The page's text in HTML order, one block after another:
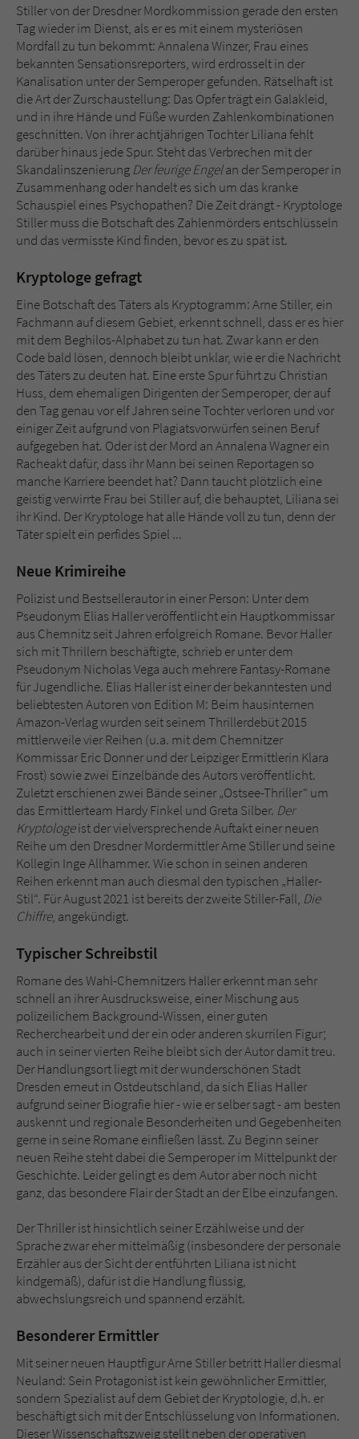
Stiller von der Dresdner Mordkommission gerade den ersten
Tag wieder im Dienst, als er es mit einem mysteriösen
Mordfall zu tun bekommt: Annalena Winzer, Frau eines
bekannten Sensationsreporters, wird erdrosselt in der
Kanalisation unter der Semperoper gefunden. Rätselhaft ist
die Art der Zurschaustellung: Das Opfer trägt ein Galakleid,
und in ihre Hände und Füße wurden Zahlenkombinationen
geschnitten. Von ihrer achtjährigen Tochter Liliana fehlt
darüber hinaus jede Spur. Steht das Verbrechen mit der
Skandalinszenierung Der feurige Engelan der Semperoper in
Zusammenhang oder handelt es sich um das kranke
Schauspiel eines Psychopathen? Die Zeit drängt - Kryptologe
Stiller muss die Botschaft des Zahlenmörders entschlüsseln
und das vermisste Kind finden, bevor es zu spät ist.
Kryptologe gefragt
Eine Botschaft des Täters als Kryptogramm: Arne Stiller, ein
Fachmann auf diesem Gebiet, erkennt schnell, dass er es hier
mit dem Beghilos-Alphabet zu tun hat. Zwar kann er den
Code bald lösen, dennoch bleibt unklar, wie er die Nachricht
des Täters zu deuten hat. Eine erste Spur führt zu Christian
Huss, dem ehemaligen Dirigenten der Semperoper, der auf
den Tag genau vor elf Jahren seine Tochter verloren und vor
einiger Zeit aufgrund von Plagiatsvorwürfen seinen Beruf
aufgegeben hat. Oder ist der Mord an Annalena Wagner ein
Racheakt dafür, dass ihr Mann bei seinen Reportagen so
manche Karriere beendet hat? Dann taucht plötzlich eine
geistig verwirrte Frau bei Stiller auf, die behauptet, Liliana sei
ihr Kind. Der Kryptologe hat alle Hände voll zu tun, denn der
Täter spielt ein perfides Spiel ...
Neue Krimireihe
Polizist und Bestsellerautor in einer Person: Unter dem
Pseudonym Elias Haller veröffentlicht ein Hauptkommissar
aus Chemnitz seit Jahren erfolgreich Romane. Bevor Haller
sich mit Thrillern beschäftigte, schrieb er unter dem
Pseudonym Nicholas Vega auch mehrere Fantasy-Romane
für Jugendliche. Elias Haller ist einer der bekanntesten und
beliebtesten Autoren von Edition M: Beim hausinternen
Amazon-Verlag wurden seit seinem Thrillerdebüt 2015
mittlerweile vier Reihen (u.a. mit dem Chemnitzer
Kommissar Eric Donner und der Leipziger Ermittlerin Klara
Frost) sowie zwei Einzelbände des Autors veröffentlicht.
Zuletzt erschienen zwei Bände seiner „Ostsee-Thriller“ um
das Ermittlerteam Hardy Finkel und Greta Silber. Der
Kryptologeist der vielversprechende Auftakt einer neuen
Reihe um den Dresdner Mordermittler Arne Stiller und seine
Kollegin Inge Allhammer. Wie schon in seinen anderen
Reihen erkennt man auch diesmal den typischen „Haller-
Stil“. Für August 2021 ist bereits der zweite Stiller-Fall, Die
Chiffre, angekündigt.
Typischer Schreibstil
Romane des Wahl-Chemnitzers Haller erkennt man sehr
schnell an ihrer Ausdrucksweise, einer Mischung aus
polizeilichem Background-Wissen, einer guten
Recherchearbeit und der ein oder anderen skurrilen Figur;
auch in seiner vierten Reihe bleibt sich der Autor damit treu.
Der Handlungsort liegt mit der wunderschönen Stadt
Dresden erneut in Ostdeutschland, da sich Elias Haller
aufgrund seiner Biografie hier - wie er selber sagt - am besten
auskennt und regionale Besonderheiten und Gegebenheiten
gerne in seine Romane einfließen lässt. Zu Beginn seiner
neuen Reihe steht dabei die Semperoper im Mittelpunkt der
Geschichte. Leider gelingt es dem Autor aber noch nicht
ganz, das besondere Flair der Stadt an der Elbe einzufangen.
Der Thriller ist hinsichtlich seiner Erzählweise und der
Sprache zwar eher mittelmäßig (insbesondere der personale
Erzähler aus der Sicht der entführten Liliana ist nicht
kindgemäß), dafür ist die Handlung flüssig,
abwechslungsreich und spannend erzählt.
Besonderer Ermittler
Mit seiner neuen Hauptfigur Arne Stiller betritt Haller diesmal
Neuland: Sein Protagonist ist kein gewöhnlicher Ermittler,
sondern Spezialist auf dem Gebiet der Kryptologie, d.h. er
beschäftigt sich mit der Entschlüsselung von Informationen.
Dieser Wissenschaftszweig stellt neben der operativen
Sicherheitscode des Kontaktformulars zu
überprüfen.